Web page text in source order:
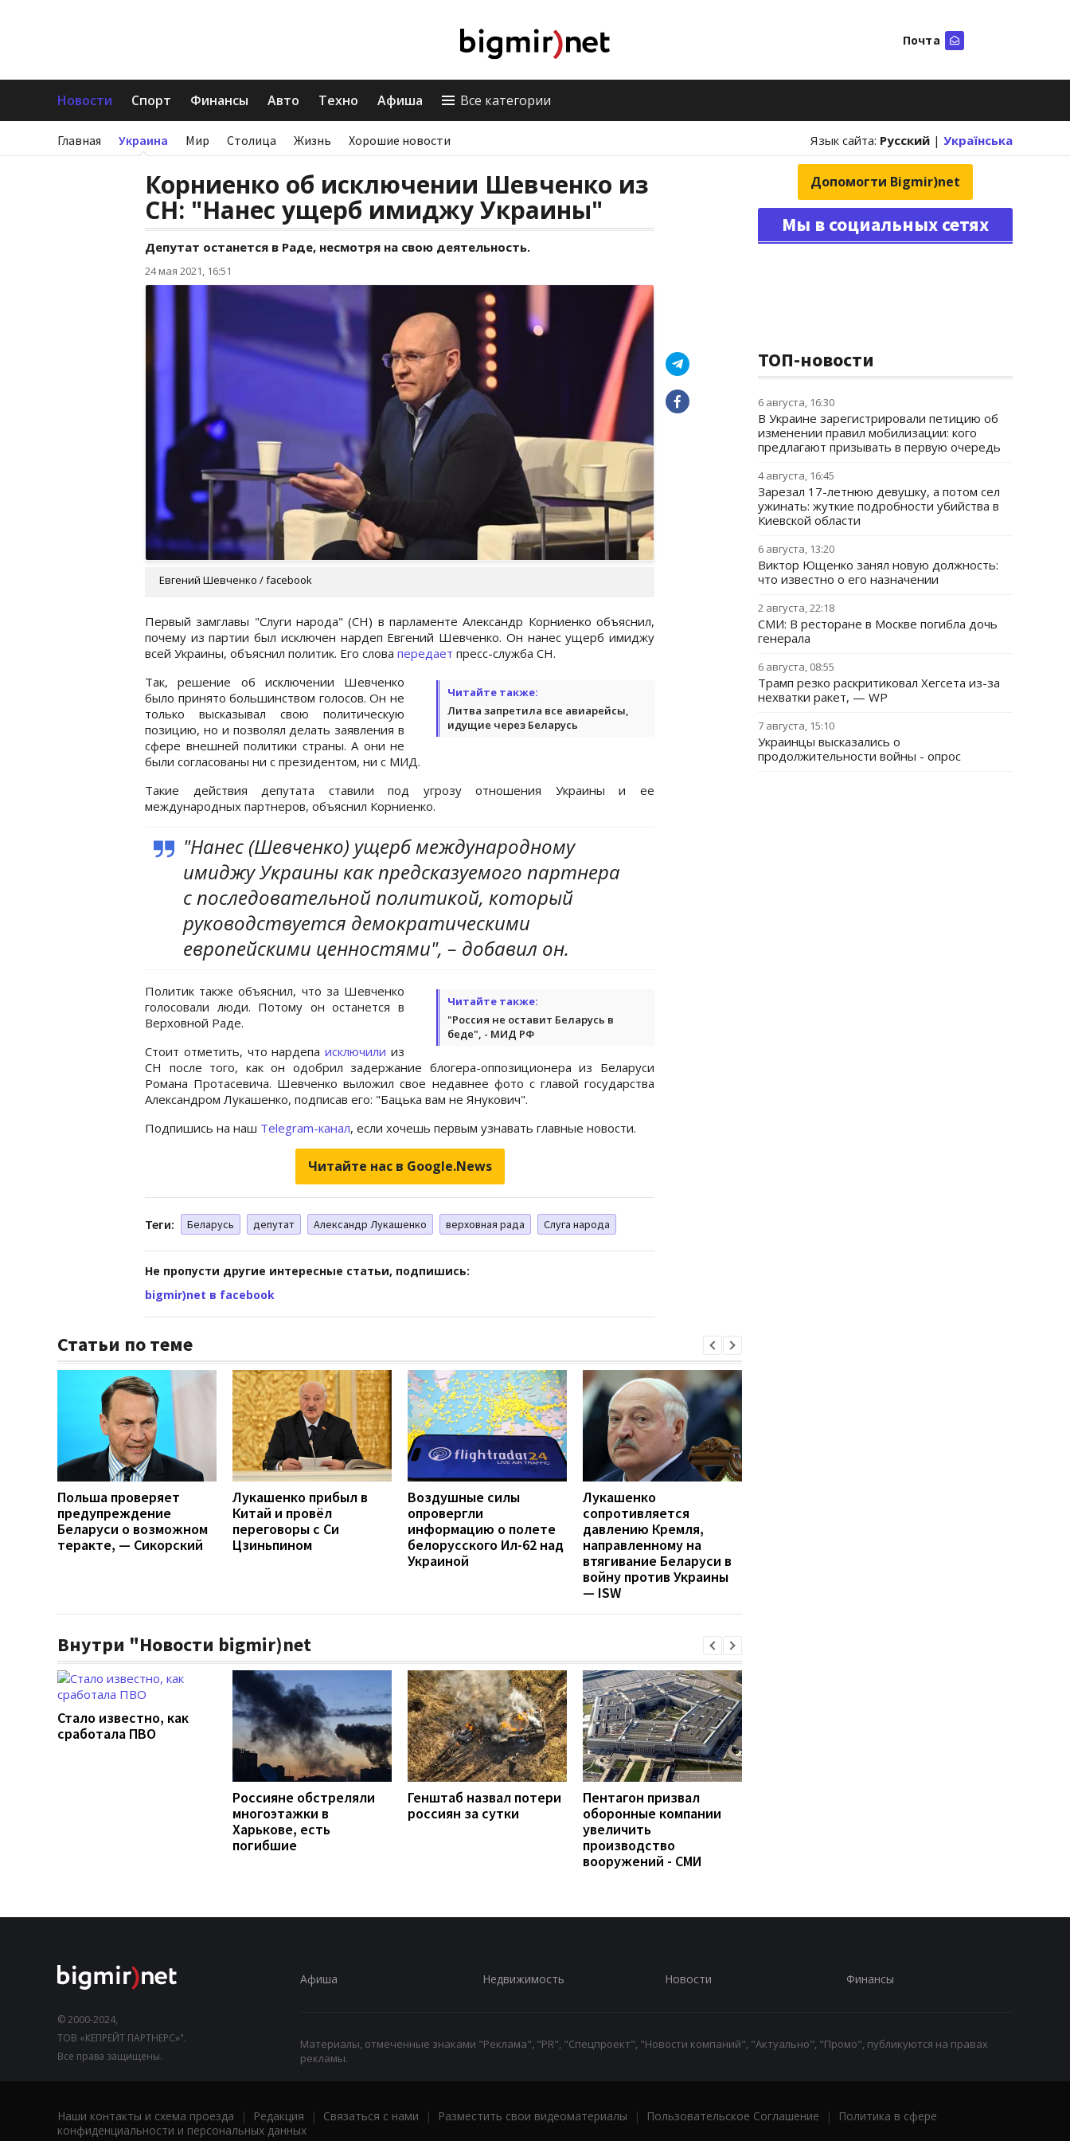
Почта
Новости Спорт Финансы Авто Техно Афиша Все категории
Главная Украина Мир Столица Жизнь Хорошие новости Язык сайта: Русский | Українська
Корниенко об исключении Шевченко из
СН: "Нанес ущерб имиджу Украины"
Депутат останется в Раде, несмотря на свою деятельность.
24 мая 2021, 16:51
Евгений Шевченко / facebook
Первый замглавы "Слуги народа" (СН) в парламенте Александр Корниенко объяснил,
почему из партии был исключен нардеп Евгений Шевченко. Он нанес ущерб имиджу
всей Украины, объяснил политик. Его слова передает пресс-служба СН.
Читайте также:
Литва запретила все авиарейсы,
идущие через Беларусь
Так, решение об исключении Шевченко
было принято большинством голосов. Он не
только высказывал свою политическую
позицию, но и позволял делать заявления в
сфере внешней политики страны. А они не
были согласованы ни с президентом, ни с МИД.
Такие действия депутата ставили под угрозу отношения Украины и ее
международных партнеров, объяснил Корниенко.
"Нанес (Шевченко) ущерб международному
имиджу Украины как предсказуемого партнера
с последовательной политикой, который
руководствуется демократическими
европейскими ценностями", – добавил он.
Читайте также:
"Россия не оставит Беларусь в
беде", - МИД РФ
Политик также объяснил, что за Шевченко
голосовали люди. Потому он останется в
Верховной Раде.
Стоит отметить, что нардепаисключили из
СН после того, как он одобрил задержание блогера-оппозиционера из Беларуси
Романа Протасевича. Шевченко выложил свое недавнее фото с главой государства
Александром Лукашенко, подписав его: "Бацька вам не Янукович".
Подпишись на наш Telegram-канал, если хочешь первым узнавать главные новости.
Читайте нас в Google.News
Теги: Беларусь депутат Александр Лукашенко верховная рада Слуга народа
Не пропусти другие интересные статьи, подпишись:
bigmir)net в facebook
Статьи по теме
Польша проверяет
предупреждение
Беларуси о возможном
теракте, — Сикорский
Лукашенко прибыл в
Китай и провёл
переговоры с Си
Цзиньпином
Воздушные силы
опровергли
информацию о полете
белорусского Ил-62 над
Украиной
Лукашенко
сопротивляется
давлению Кремля,
направленному на
втягивание Беларуси в
войну против Украины
— ISW
Внутри "Новости bigmir)net
Стало известно, как
сработала ПВО
Россияне обстреляли
многоэтажки в
Харькове, есть
погибшие
Генштаб назвал потери
россиян за сутки
Пентагон призвал
оборонные компании
увеличить
производство
вооружений - СМИ
Допомогти Bigmir)net
Мы в социальных сетях
ТОП-новости
6 августа, 16:30
В Украине зарегистрировали петицию об
изменении правил мобилизации: кого
предлагают призывать в первую очередь
4 августа, 16:45
Зарезал 17-летнюю девушку, а потом сел
ужинать: жуткие подробности убийства в
Киевской области
6 августа, 13:20
Виктор Ющенко занял новую должность:
что известно о его назначении
2 августа, 22:18
СМИ: В ресторане в Москве погибла дочь
генерала
6 августа, 08:55
Трамп резко раскритиковал Хегсета из-за
нехватки ракет, — WP
7 августа, 15:10
Украинцы высказались о
продолжительности войны - опрос
© 2000-2024,
ТОВ «КЕПРЕЙТ ПАРТНЕРС»".
Все права защищены.
Афиша Недвижимость Новости Финансы
Материалы, отмеченные знаками "Реклама", "PR", "Спецпроект", "Новости компаний", "Актуально", "Промо", публикуются на правах
рекламы.
Наши контакты и схема проезда | Редакция | Связаться с нами | Разместить свои видеоматериалы | Пользовательское Соглашение |
Политика в сфере
конфиденциальности и персональных данных